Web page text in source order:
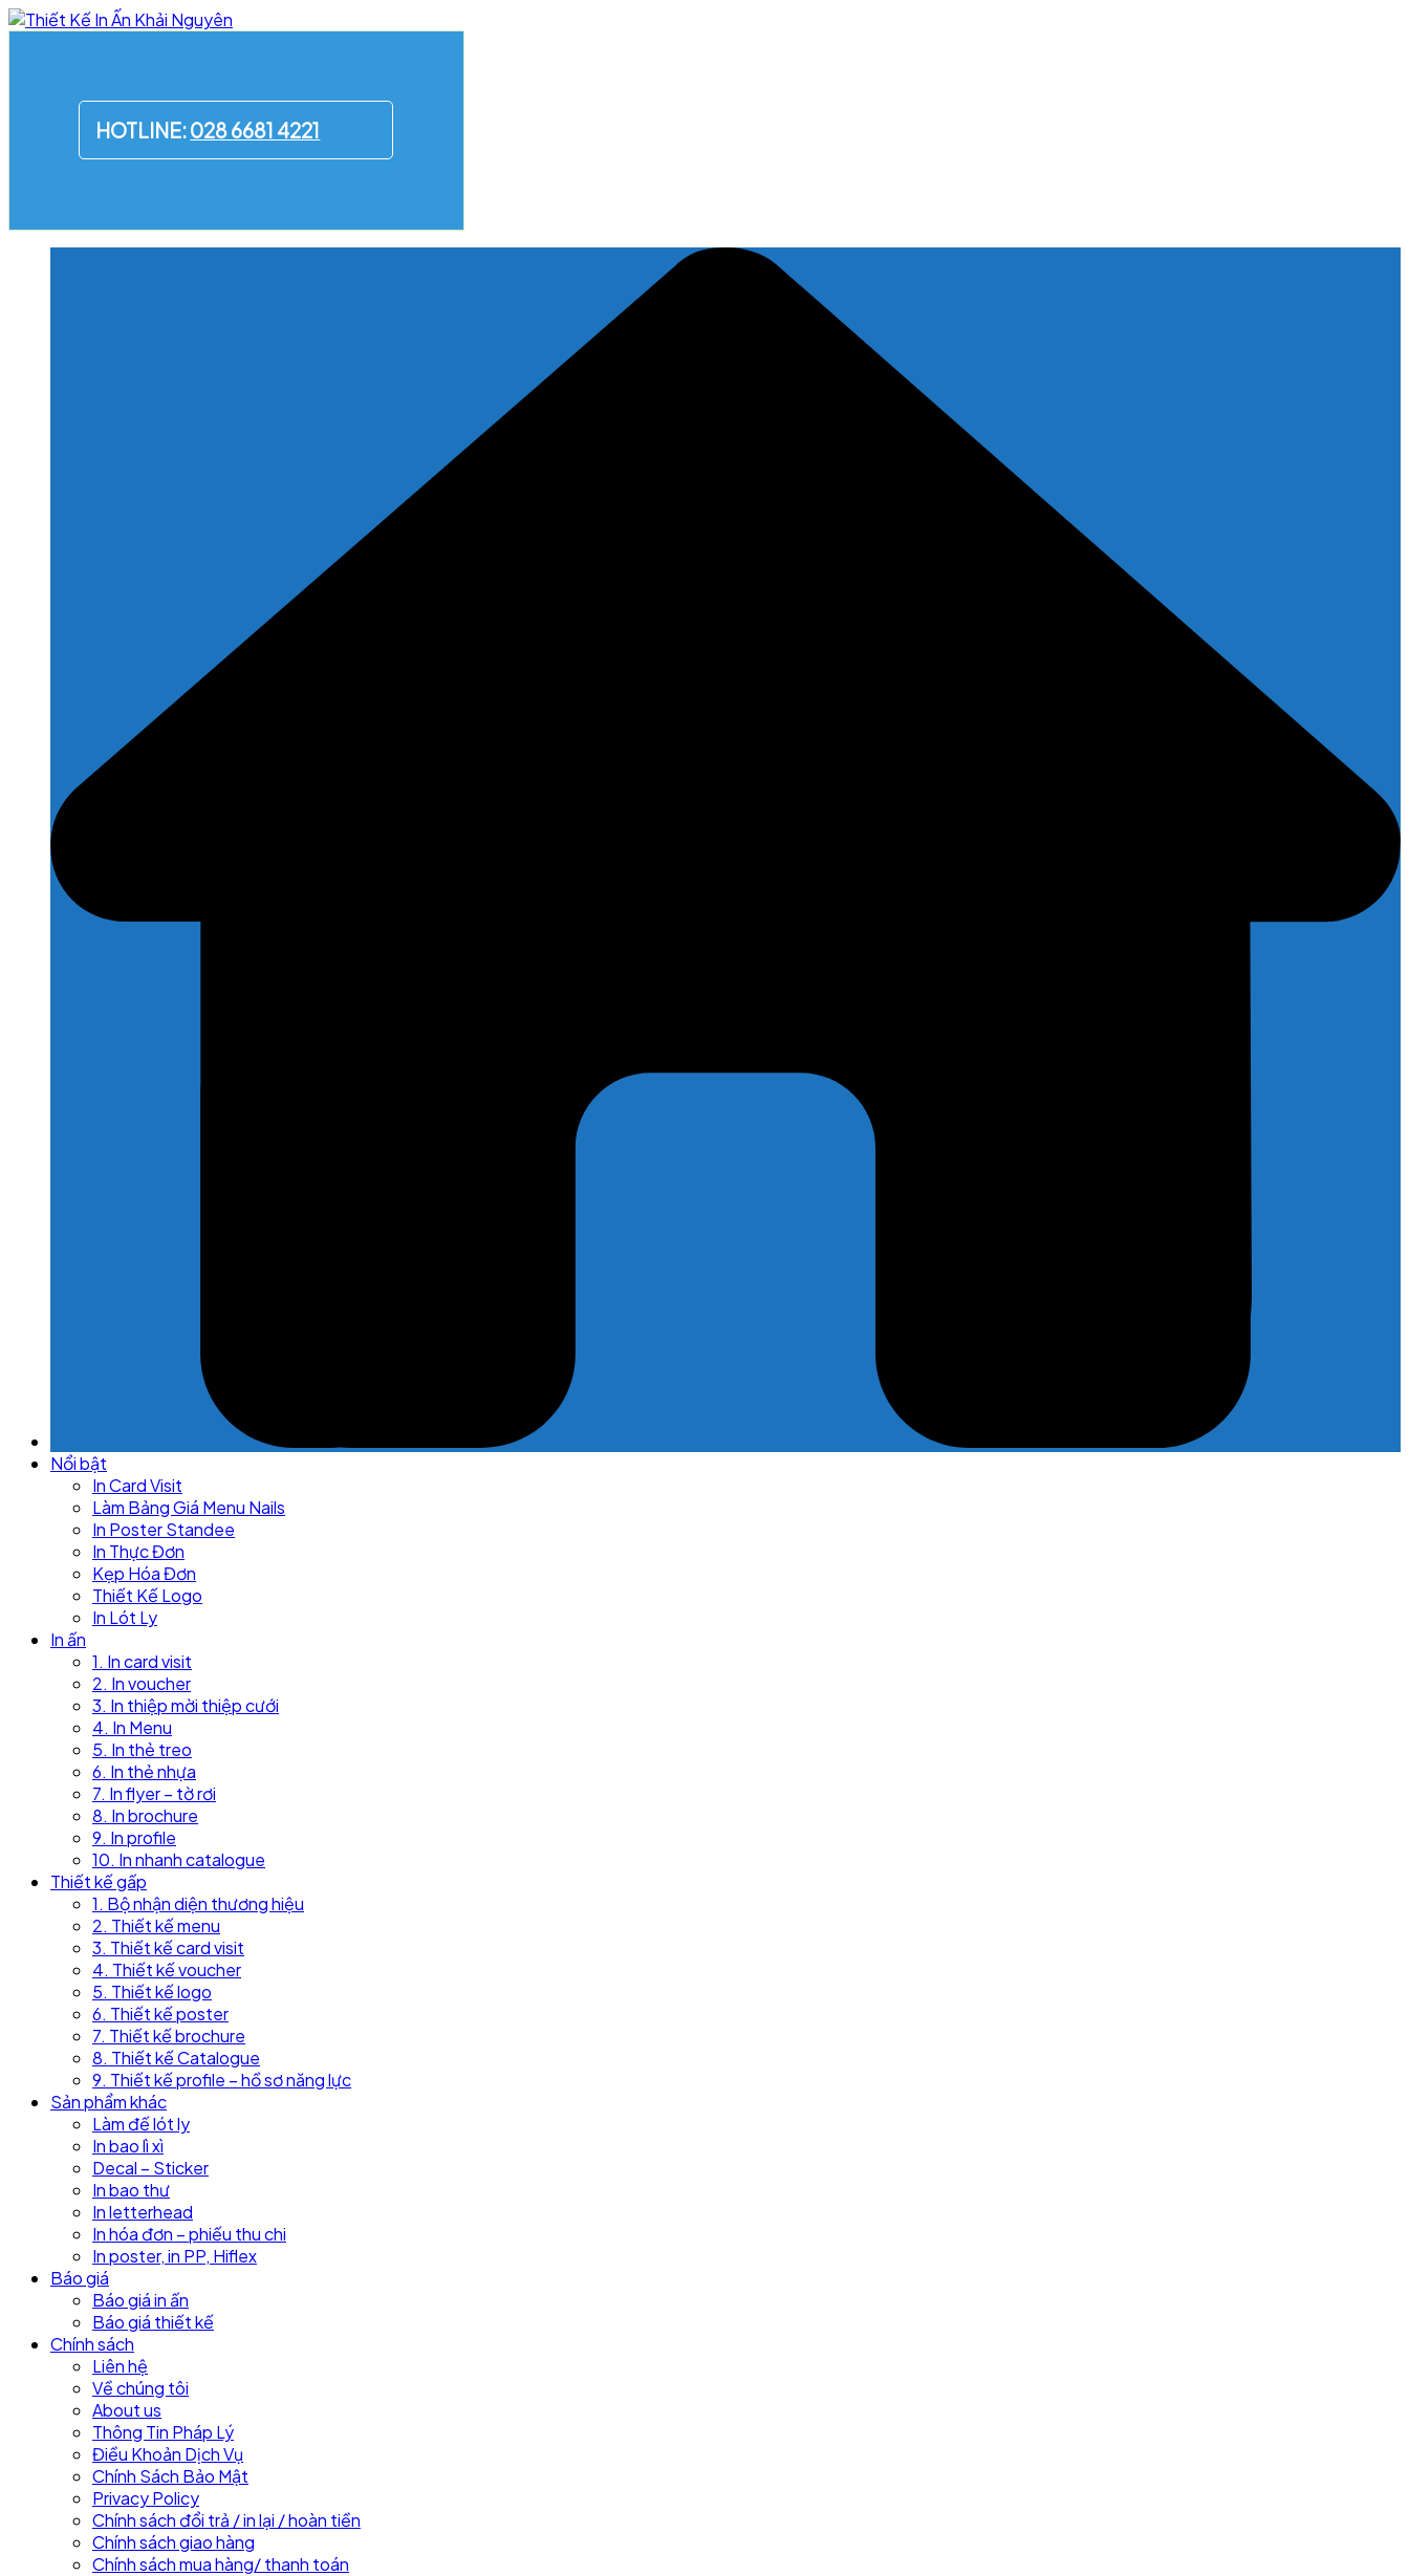
Skip
HOTLINE:028 6681 4221
Nổi bật
In Card Visit
Làm Bảng Giá Menu Nails
In Poster Standee
In Thực Đơn
Kẹp Hóa Đơn
Thiết Kế Logo
In Lót Ly
In ấn
1. In card visit
2. In voucher
3. In thiệp mời thiệp cưới
4. In Menu
5. In thẻ treo
6. In thẻ nhựa
7. In flyer – tờ rơi
8. In brochure
9. In profile
10. In nhanh catalogue
Thiết kế gấp
1. Bộ nhận diện thương hiệu
2. Thiết kế menu
3. Thiết kế card visit
4. Thiết kế voucher
5. Thiết kế logo
6. Thiết kế poster
7. Thiết kế brochure
8. Thiết kế Catalogue
9. Thiết kế profile – hồ sơ năng lực
Sản phẩm khác
Làm đế lót ly
In bao lì xì
Decal – Sticker
In bao thư
In letterhead
In hóa đơn – phiếu thu chi
In poster, in PP, Hiflex
Báo giá
Báo giá in ấn
Báo giá thiết kế
Chính sách
Liên hệ
Về chúng tôi
About us
Thông Tin Pháp Lý
Điều Khoản Dịch Vụ
Chính Sách Bảo Mật
Privacy Policy
Chính sách đổi trả / in lại / hoàn tiền
Chính sách giao hàng
Chính sách mua hàng/ thanh toán